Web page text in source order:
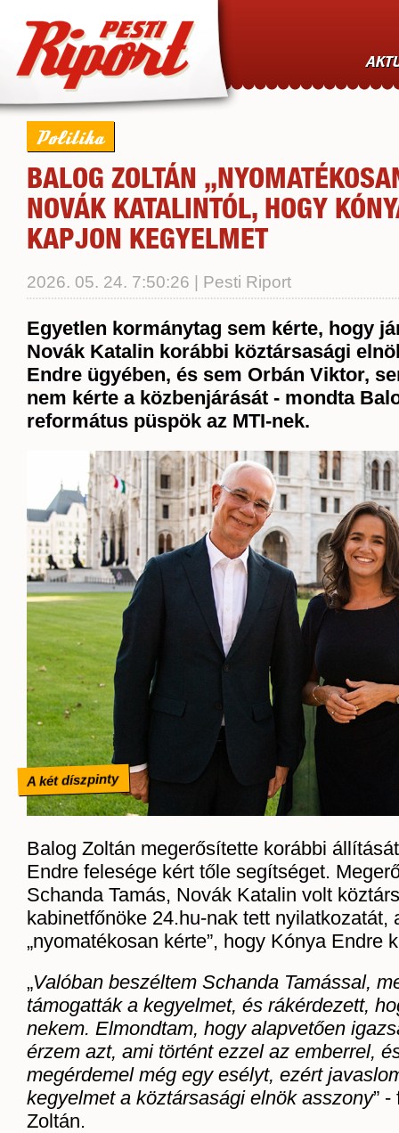
Politika
BALOG ZOLTÁN
NOVÁK KATALINTÓL, HOGY
KAPJON KEGYELMET
2026. 05. 24. 7:50:26 | Pesti Riport
Egyetlen kormánytag sem kérte, hogy
Novák Katalin korábbi köztársasági
Endre ügyében, és sem Orbán Viktor,
nem kérte a közbenjárását - mondta
református püspök az MTI-nek.
A két díszpinty
Balog Zoltán megerősítette korábbi
Endre felesége kért tőle segítséget.
Schanda Tamás, Novák Katalin volt
kabinetfőnöke 24.hu-nak tett nyilatkozatát,
„nyomatékosan kérte”, hogy Kónya Endre
„Valóban beszéltem Schanda Tamással,
támogatták a kegyelmet, és rákérdezett,
nekem. Elmondtam, hogy alapvetően
érzem azt, ami történt ezzel az emberrel,
megérdemel még egy esélyt, ezért
kegyelmet a köztársasági elnök asszony”
Zoltán.